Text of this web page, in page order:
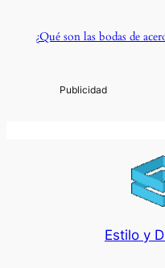
¿Qué son las bodas de
Estilo y